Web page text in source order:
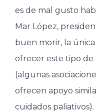
es de mal gusto
Mar López,
buen morir, la
ofrecer este tipo de
(algunas
ofrecen apoyo
cuidados paliativos).